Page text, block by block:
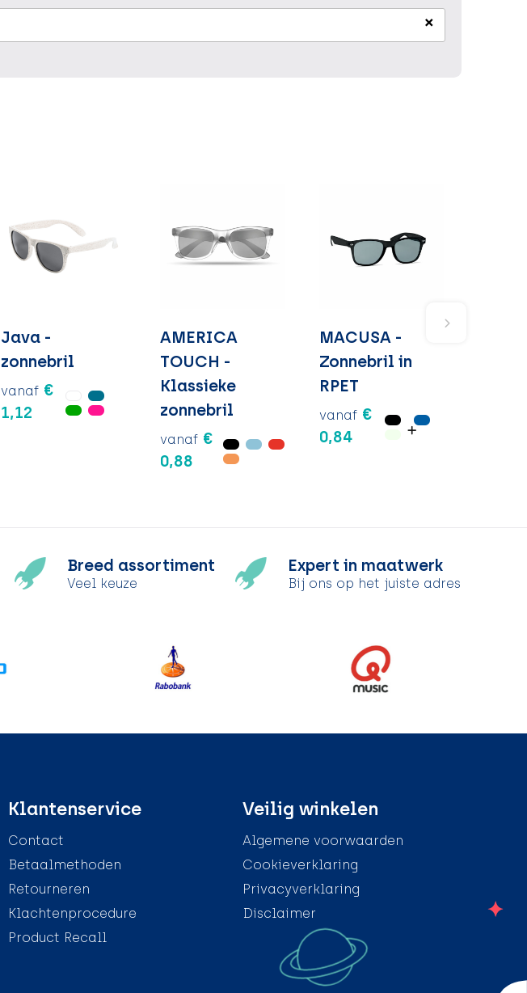
×
Java -
zonnebril
vanaf €
1,12
AMERICA
TOUCH -
Klassieke
zonnebril
vanaf €
0,88
MACUSA -
Zonnebril in
RPET
vanaf €
0,84
Breed assortiment
Veel keuze
Expert in maatwerk
Bij ons op het juiste adres
Klantenservice
Contact
Betaalmethoden
Retourneren
Klachtenprocedure
Product Recall
Veilig winkelen
Algemene voorwaarden
Cookieverklaring
Privacyverklaring
Disclaimer